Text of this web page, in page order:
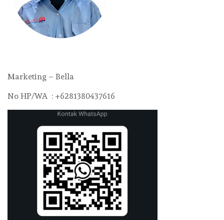
Marketing – Bella
No HP/WA : +6281380437616